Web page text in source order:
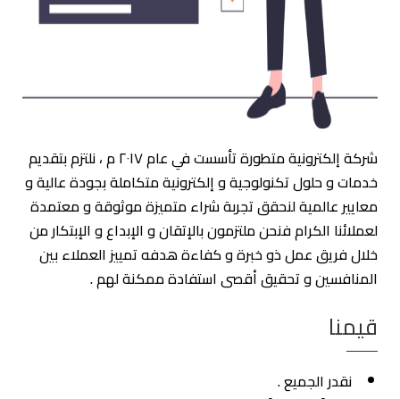
شركة إلكترونية متطورة تأسست في عام ٢٠١٧ م ، نلتزم بتقديم
خدمات و حلول تكنولوجية و إلكترونية متكاملة بجودة عالية و
معايير عالمية لنحقق تجربة شراء متميزة موثوقة و معتمدة
لعملائنا الكرام فنحن ملتزمون بالإتقان و الإبداع و الإبتكار من
خلال فريق عمل ذو خبرة و كفاءة هدفه تمييز العملاء بين
المنافسين و تحقيق أقصى استفادة ممكنة لهم .
قيمنا
نقدر الجميع .